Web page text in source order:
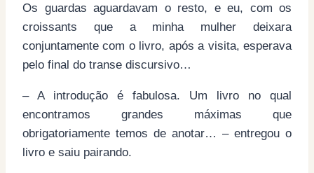
Os guardas aguardavam o resto, e eu, com os
croissants que a minha mulher deixara
conjuntamente com o livro, após a visita, esperava
pelo final do transe discursivo…
– A introdução é fabulosa. Um livro no qual
encontramos grandes máximas que
obrigatoriamente temos de anotar… – entregou o
livro e saiu pairando.